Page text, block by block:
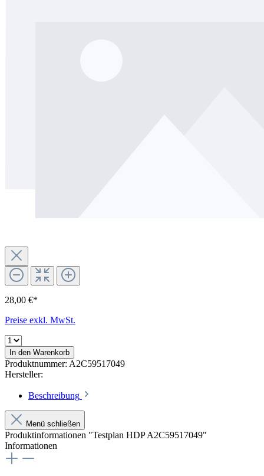
28,00 €*
Preise exkl. MwSt.
In den Warenkorb
Produktnummer: A2C59517049
Hersteller:
Beschreibung
Menü schließen
Produktinformationen "Testplan HDP A2C59517049"
Informationen